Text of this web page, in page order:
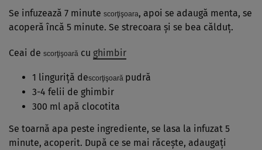
Se infuzează 7 minute scorţişoara, apoi se adaugă menta, se
acoperă încă 5 minute. Se strecoara şi se bea călduţ.
Ceai de scorţişoară cu ghimbir
1 linguriţă descorţişoară pudră
3-4 felii de ghimbir
300 ml apă clocotita
Se toarnă apa peste ingrediente, se lasa la infuzat 5
minute, acoperit. După ce se mai răceşte, adaugaţi